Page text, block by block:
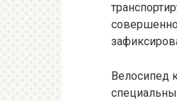
Велосипед